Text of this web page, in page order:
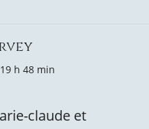
h 48 min
claude et